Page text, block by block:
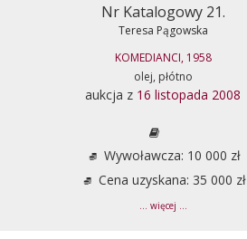
Nr Katalogowy 21.
Teresa Pągowska
KOMEDIANCI, 1958
olej, płótno
aukcja z 16 listopada 2008
Wywoławcza: 10 000 zł
Cena uzyskana: 35 000 zł
... więcej ...